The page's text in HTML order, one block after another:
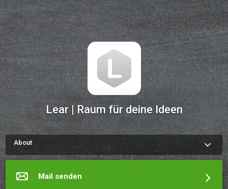
Lear | Raum für deine Ideen
About
Wie du zu einem Termin mit Peter kommst Verwende die
Terminfunktion links am Schirm und schick mir eine mail.Der
melde mich umgehend.
Mail senden